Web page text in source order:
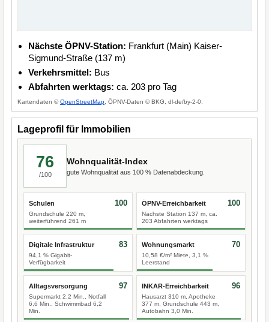
Nächste ÖPNV-Station: Frankfurt (Main) Kaiser-
Sigmund-Straße (137 m)
Verkehrsmittel: Bus
Abfahrten werktags: ca. 203 pro Tag
Kartendaten ©OpenStreetMap , ÖPNV-Daten © BKG, dl-de/by-2-0.
Lageprofil für Immobilien
76
/100
Wohnqualität-Index
gute Wohnqualität aus 100 % Datenabdeckung.
Schulen
Grundschule 220 m,
weiterführend 261 m
100 ÖPNV-Erreichbarkeit
Nächste Station 137 m, ca.
203 Abfahrten werktags
100
Digitale Infrastruktur
94,1 % Gigabit-
Verfügbarkeit
83 Wohnungsmarkt
10,58 €/m² Miete, 3,1 %
Leerstand
70
Alltagsversorgung
Supermarkt 2,2 Min., Notfall
6,6 Min., Schwimmbad 6,2
Min.
97 INKAR-Erreichbarkeit
Hausarzt 310 m, Apotheke
377 m, Grundschule 443 m,
Autobahn 3,0 Min.
96